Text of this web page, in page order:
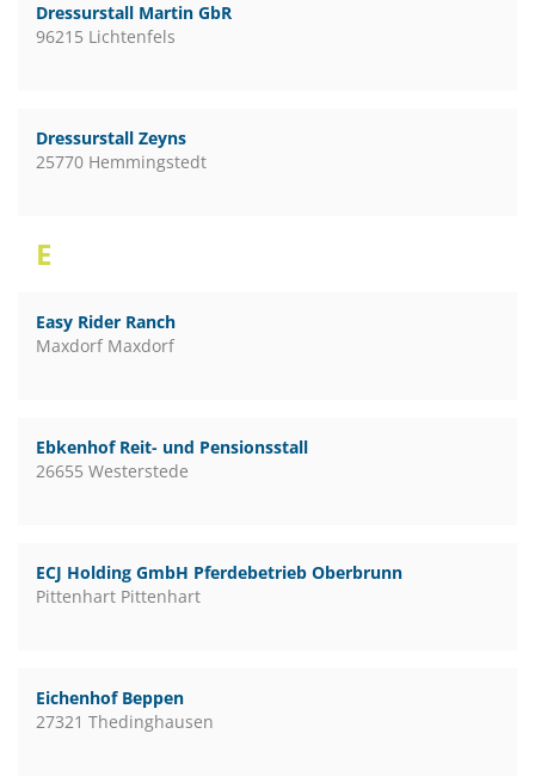
Dressurstall Martin GbR
96215 Lichtenfels
Dressurstall Zeyns
25770 Hemmingstedt
E
Easy Rider Ranch
Maxdorf Maxdorf
Ebkenhof Reit- und Pensionsstall
26655 Westerstede
ECJ Holding GmbH Pferdebetrieb Oberbrunn
Pittenhart Pittenhart
Eichenhof Beppen
27321 Thedinghausen